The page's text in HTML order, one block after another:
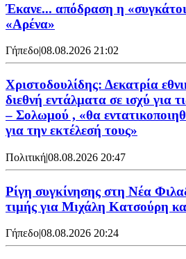
Έκανε... απόδραση η
«Αρένα»
Γήπεδο|08.08.2026 21:02
Χριστοδουλίδης: Δεκατρία
διεθνή εντάλματα σε ισχύ για
– Σολωμού , «θα
για την εκτέλεσή τους»
Πολιτική|08.08.2026 20:47
Ρίγη συγκίνησης στη Νέα
τιμής για Μιχάλη Κατσούρη
Γήπεδο|08.08.2026 20:24